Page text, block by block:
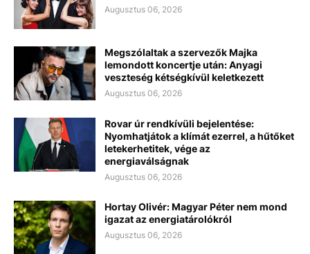
Augusztus 06, 2026
Megszólaltak a szervezők Majka
lemondott koncertje után: Anyagi
veszteség kétségkívül keletkezett
Augusztus 06, 2026
Rovar úr rendkívüli bejelentése:
Nyomhatjátok a klímát ezerrel, a hűtőket
letekerhetitek, vége az
energiaválságnak
Augusztus 06, 2026
Hortay Olivér: Magyar Péter nem mond
igazat az energiatárolókról
Augusztus 06, 2026